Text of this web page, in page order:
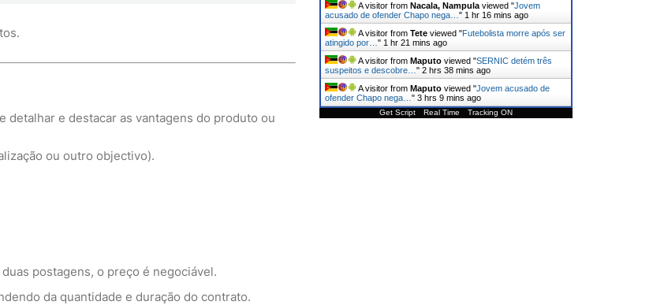
e destacar as vantagens do produto ou
ou outro objectivo).
postagens, o preço é negociável.
da quantidade e duração do contrato.
A visitor from Nacala, Nampula viewed "Jovem
acusado de ofender Chapo nega… " 1 hr 16 mins ago
A visitor from Tete viewed "Futebolista morre após ser
atingido por… " 1 hr 21 mins ago
A visitor from Maputo viewed "SERNIC detém três
suspeitos e descobre… " 2 hrs 38 mins ago
A visitor from Maputo viewed "Jovem acusado de
ofender Chapo nega… " 3 hrs 9 mins ago
Get Script Real Time Tracking ON